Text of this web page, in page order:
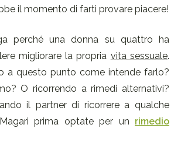
il momento di farti provare piacere!
perché una donna su quattro ha
migliorare la propria vita sessuale.
a questo punto come intende farlo?
O ricorrendo a rimedi alternativi?
il partner di ricorrere a qualche
prima optate per un rimedio